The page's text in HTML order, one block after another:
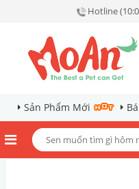
Hotline
Sản Phẩm Mới